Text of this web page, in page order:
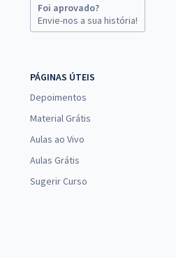
Foi aprovado?
Envie-nos a sua história!
PÁGINAS ÚTEIS
Depoimentos
Material Grátis
Aulas ao Vivo
Aulas Grátis
Sugerir Curso